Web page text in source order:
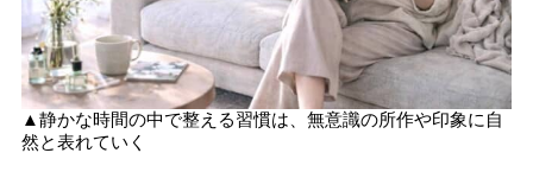
▲静かな時間の中で整える習慣は、無意識の所作や印象に自
然と表れていく